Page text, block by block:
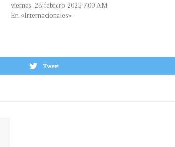
viernes, 28 febrero 2025 7:00 AM
En «Internacionales»
Tweet